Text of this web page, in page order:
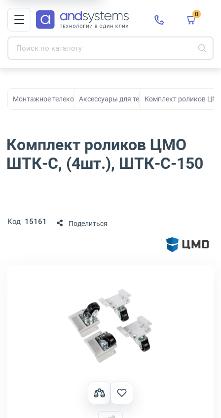
0
Монтажное телекоммуникационное оборудование для СКС и
Аксессуары для телекоммуникационных
Комплект роликов
Комплект роликов ЦМО
ШТК-С, (4шт.), ШТК-С-150
Код 15161 Поделиться